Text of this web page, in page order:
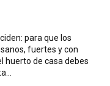
para que los
fuertes y con
huerto de casa debes